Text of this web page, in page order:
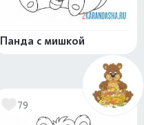
Панда с мишкой
79